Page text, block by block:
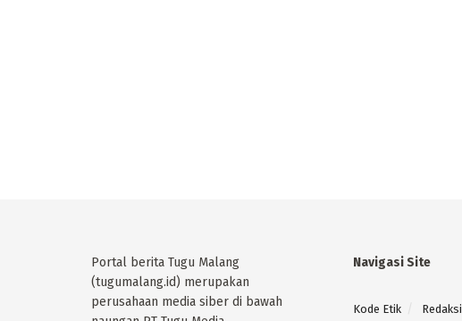
Portal berita Tugu Malang
(tugumalang.id) merupakan
perusahaan media siber di bawah
Navigasi Site
Kode Etik Redaksi